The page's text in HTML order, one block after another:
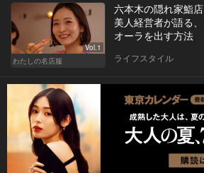
Vol.1
わたしの名店服
六本木の隠れ家鮨
美人経営者が語る
オーラを出す方法
ライフスタイル